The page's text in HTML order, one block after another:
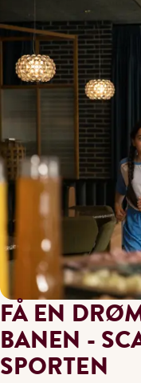
FÅ EN
BANEN -
SPORTEN